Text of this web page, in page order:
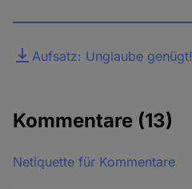
DateiAufsatz: Unglaube genügt!
Kommentare (13)
Netiquette für Kommentare